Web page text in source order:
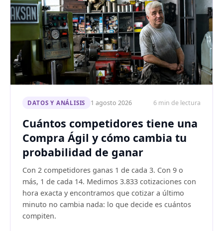
DATOS Y ANÁLISIS 1 agosto 2026 6 min de lectura
Cuántos competidores tiene una
Compra Ágil y cómo cambia tu
probabilidad de ganar
Con 2 competidores ganas 1 de cada 3. Con 9 o
más, 1 de cada 14. Medimos 3.833 cotizaciones con
hora exacta y encontramos que cotizar a último
minuto no cambia nada: lo que decide es cuántos
compiten.